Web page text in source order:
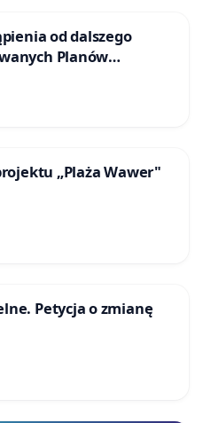
od dalszego
Planów
– Barnasiówka” oraz
„Plaża Wawer"
Petycja o zmianę